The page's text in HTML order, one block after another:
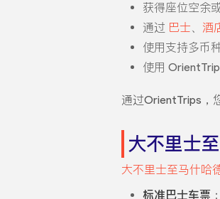
获得座位空余
通过 巴士、 酒
使用支持多币
使用
通过OrientTrips，
大不里士
大不里士至马什哈
标准巴士车票